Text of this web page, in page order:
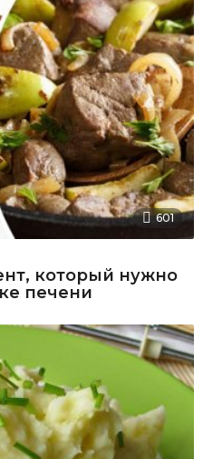
601
который нужно
печени